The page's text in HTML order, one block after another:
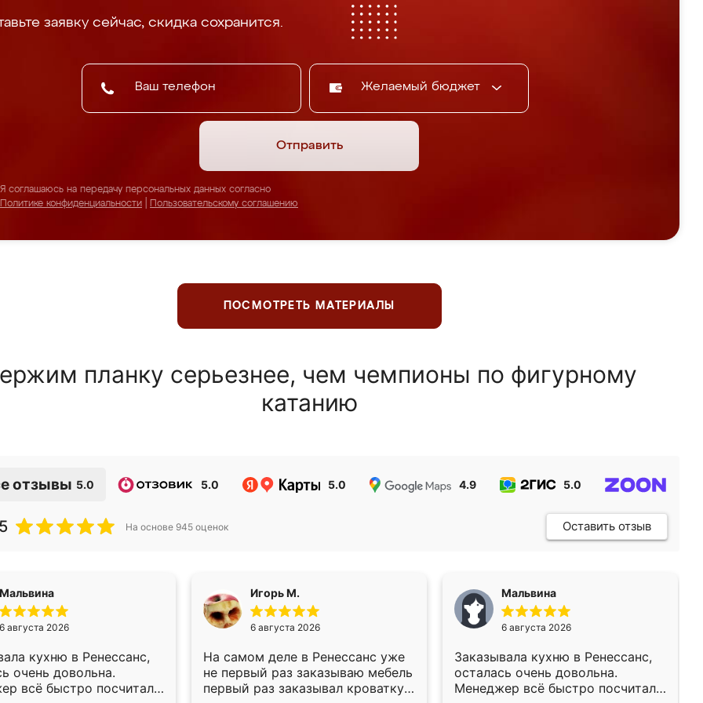
заявку сейчас, скидка сохранится.
Желаемый бюджет
Отправить
Я соглашаюсь на передачу персональных данных согласно
Политике конфиденциальности
Пользовательскому соглашению
ПОСМОТРЕТЬ МАТЕРИАЛЫ
планку серьезнее, чем чемпионы по фигурному
катанию
отзывы 5.0 5.0 5.0 4.9 5.0
На основе 945 оценок Оставить отзыв
Мальвина
6 августа 2026
кухню в Ренессанс,
очень довольна.
всё быстро посчитала,
Игорь М.
6 августа 2026
На самом деле в Ренессанс уже
не первый раз заказываю мебель
первый раз заказывал кроватку
Мальвина
6 августа 2026
Заказывала кухню в Ренессанс,
осталась очень довольна.
Менеджер всё быстро посчитала,